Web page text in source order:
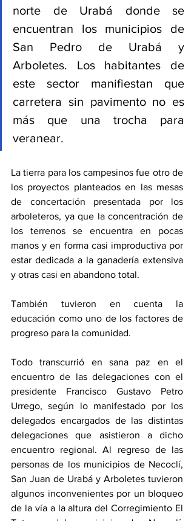
norte de Urabá donde se
encuentran los municipios de
San Pedro de Urabá y
Arboletes. Los habitantes de
este sector manifiestan que
carretera sin pavimento no es
más que una trocha para
veranear.
La tierra para los campesinos fue otro de
los proyectos planteados en las mesas
de concertación presentada por los
arboleteros, ya que la concentración de
los terrenos se encuentra en pocas
manos y en forma casi improductiva por
estar dedicada a la ganadería extensiva
y otras casi en abandono total.
También tuvieron en cuenta la
educación como uno de los factores de
progreso para la comunidad.
Todo transcurrió en sana paz en el
encuentro de las delegaciones con el
presidente Francisco Gustavo Petro
Urrego, según lo manifestado por los
delegados encargados de las distintas
delegaciones que asistieron a dicho
encuentro regional. Al regreso de las
personas de los municipios de Necoclí,
San Juan de Urabá y Arboletes tuvieron
algunos inconvenientes por un bloqueo
de la vía a la altura del Corregimiento El